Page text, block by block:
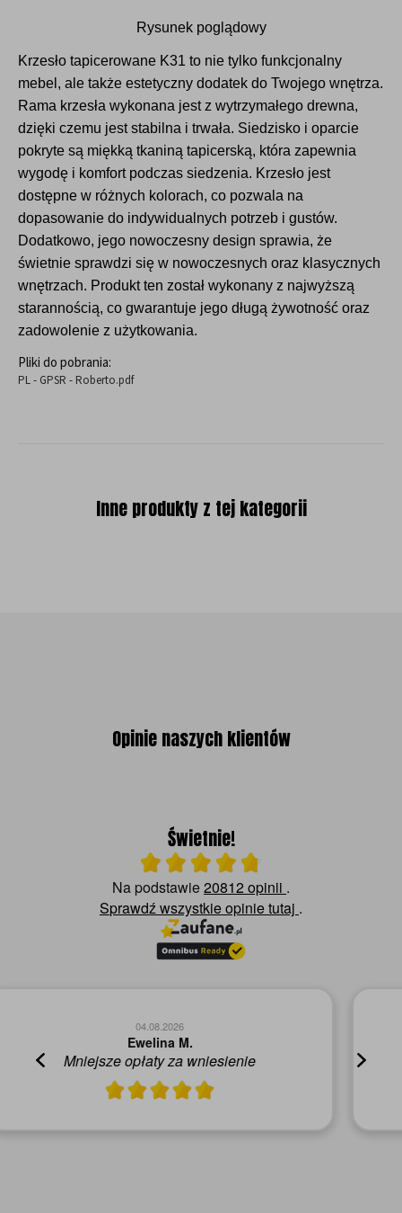
Inne produkty z tej kategorii
Rysunek poglądowy
Krzesło tapicerowane K31 to nie tylko funkcjonalny
mebel, ale także estetyczny dodatek do Twojego wnętrza.
Rama krzesła wykonana jest z wytrzymałego drewna,
dzięki czemu jest stabilna i trwała. Siedzisko i oparcie
pokryte są miękką tkaniną tapicerską, która zapewnia
wygodę i komfort podczas siedzenia. Krzesło jest
dostępne w różnych kolorach, co pozwala na
dopasowanie do indywidualnych potrzeb i gustów.
Dodatkowo, jego nowoczesny design sprawia, że
świetnie sprawdzi się w nowoczesnych oraz klasycznych
wnętrzach. Produkt ten został wykonany z najwyższą
starannością, co gwarantuje jego długą żywotność oraz
zadowolenie z użytkowania.
Pliki do pobrania:
PL - GPSR - Roberto.pdf
Opinie naszych klientów
Świetnie!
Ocena średnia 4.8 na 5
Na podstawie20812 opinii .
Sprawdź wszystkie opinietutaj .
04.08.2026
Czy polecisz nas innym? - Tak
Mirela G.